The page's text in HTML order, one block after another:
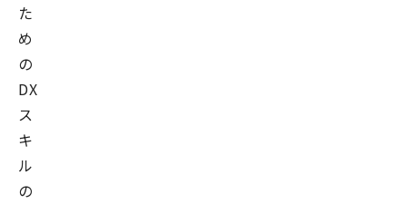
た
め
の
DX
ス
キ
ル
の